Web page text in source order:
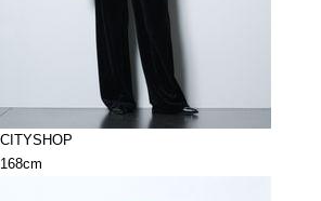
CITYSHOP
168cm